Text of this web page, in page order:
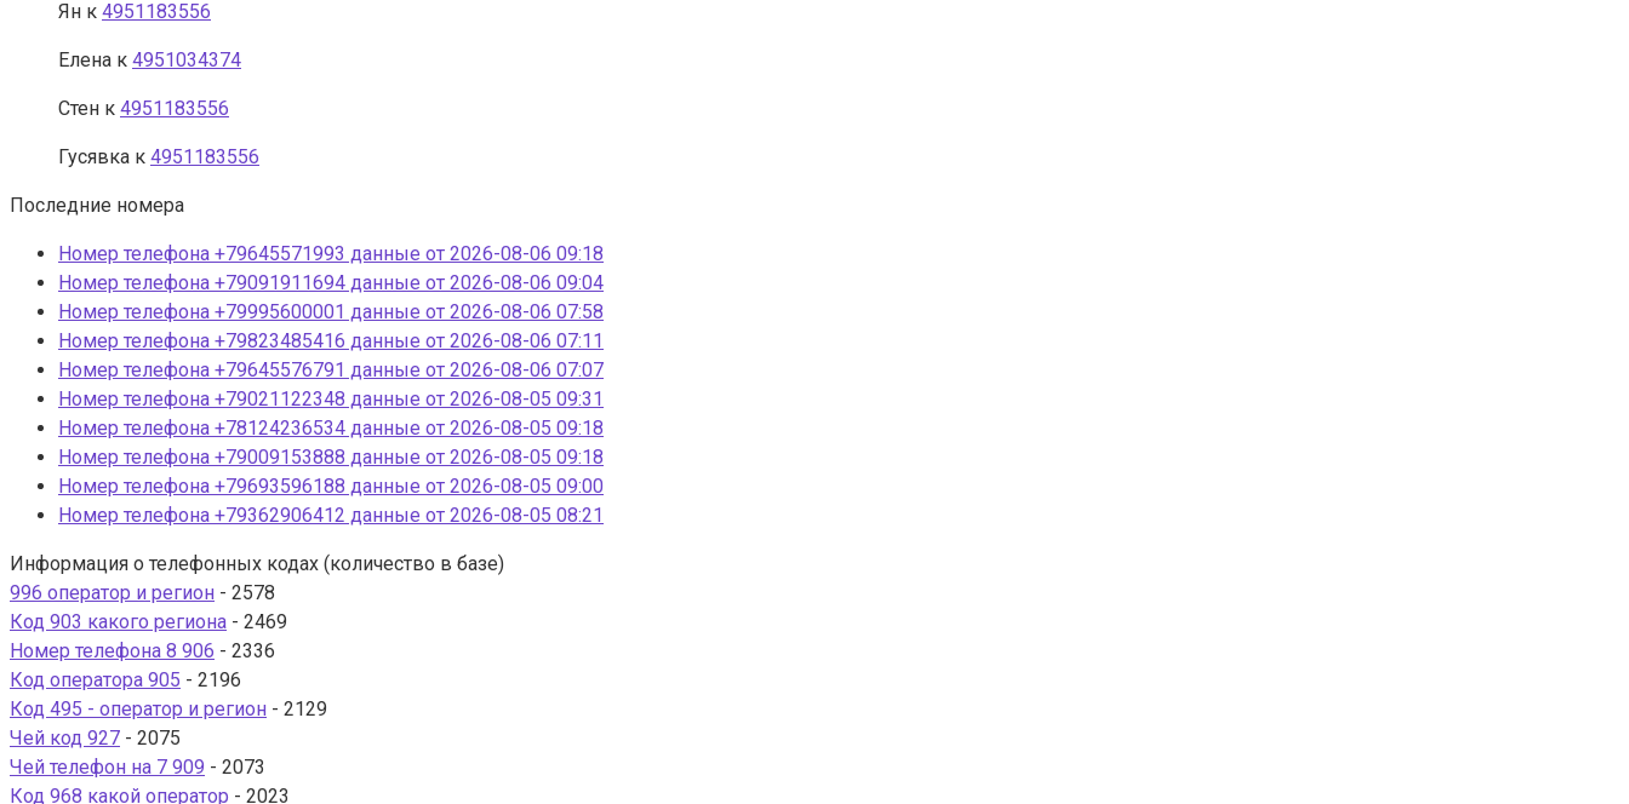
Ян к 4951183556
Елена к 4951034374
Стен к 4951183556
Гусявка к 4951183556
Последние номера
Номер телефона +79645571993 данные от 2026-08-06 09:18
Номер телефона +79091911694 данные от 2026-08-06 09:04
Номер телефона +79995600001 данные от 2026-08-06 07:58
Номер телефона +79823485416 данные от 2026-08-06 07:11
Номер телефона +79645576791 данные от 2026-08-06 07:07
Номер телефона +79021122348 данные от 2026-08-05 09:31
Номер телефона +78124236534 данные от 2026-08-05 09:18
Номер телефона +79009153888 данные от 2026-08-05 09:18
Номер телефона +79693596188 данные от 2026-08-05 09:00
Номер телефона +79362906412 данные от 2026-08-05 08:21
Информация о телефонных кодах (количество в базе)
996 оператор и регион - 2578
Код 903 какого региона - 2469
Номер телефона 8 906 - 2336
Код оператора 905 - 2196
Код 495 - оператор и регион - 2129
Чей код 927 - 2075
Чей телефон на 7 909 - 2073
Код 968 какой оператор - 2023